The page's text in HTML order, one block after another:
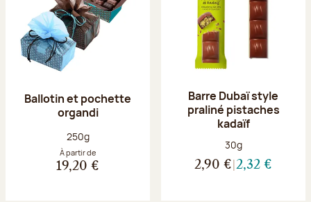
Ballotin et pochette
organdi
Poids net :
250g
À partir de
19,20 €
Barre Dubaï style
praliné pistaches
kadaïf
Poids net :
30g
2,90 € 2,32 €